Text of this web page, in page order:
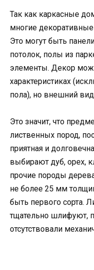
Так как каркасные
многие
Это могут быть
потолок, полы из
элементы. Декор
характеристиках
пола), но внешний
Это значит, что
лиственных пород,
приятная и
выбирают дуб, орех,
прочие породы
не более 25 мм
быть первого сорта.
тщательно шлифуют,
отсутствовали